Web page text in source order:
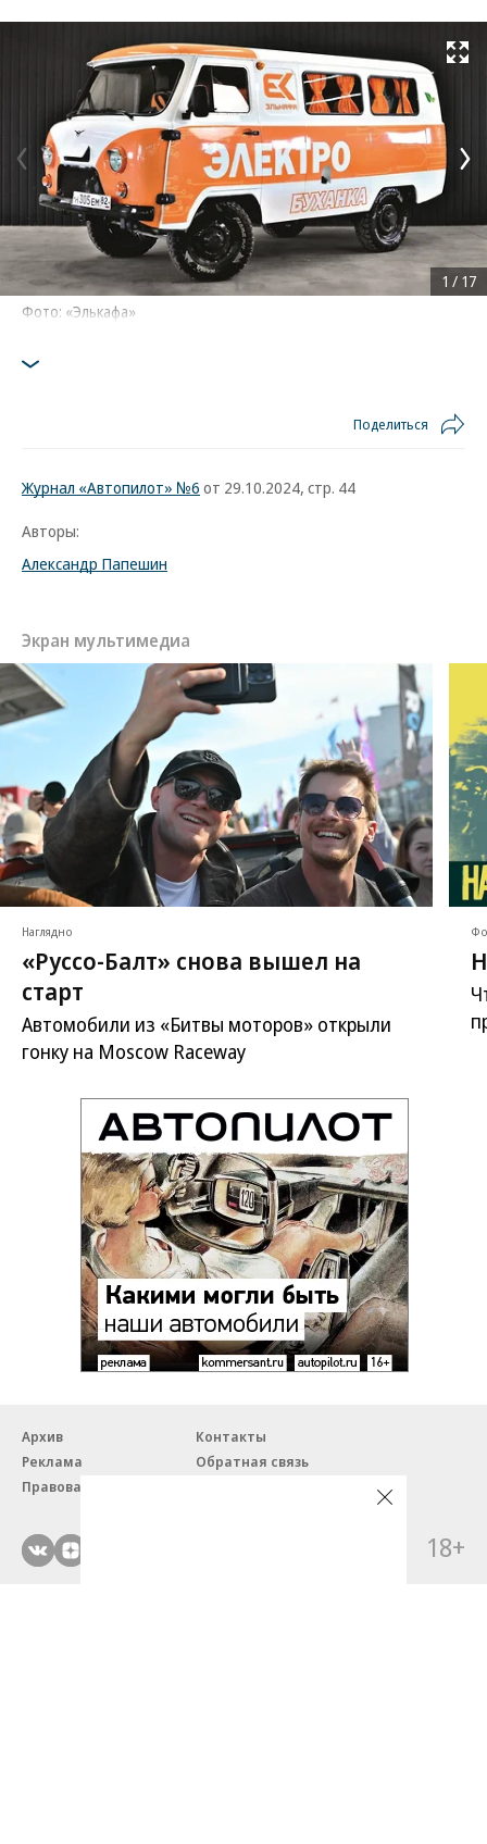
Развернуть
Фото: «Элькафа»
1 / 17
Поделиться
Журнал «Автопилот» №6 от 29.10.2024, стр. 44
Авторы:
Александр Папешин
Экран мультимедиа
Наглядно
«Руссо-Балт» снова вышел на
старт
Автомобили из «Битвы моторов» открыли
гонку на Moscow Raceway
Архив
Контакты
Реклама
Обратная связь
Правовая информация
18+